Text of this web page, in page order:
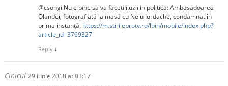
@csongi Nu e bine sa va faceti iluzii in politica: Ambasadoarea
Olandei, fotografiată la masă cu Nelu Iordache, condamnat în
prima instanţă. https://m.stirileprotv.ro/lbin/mobile/index.php?
article_id=3769327
Reply ↓
Cinicul 29 iunie 2018 at 03:17